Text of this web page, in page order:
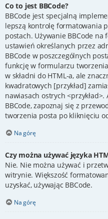
Co to jest BBCode?
BBCode jest specjalną
lepszą kontrolę formatowania
postach. Używanie BBCode
ustawień określanych przez
BBCode w poszczególnych
funkcję w formularzu
w składni do HTML-a, ale
kwadratowych [przykład]
nawiasach ostrych
BBCode, zapoznaj się z
tworzenia posta po kliknięciu
Na górę
Czy można używać języka
Nie. Nie można używać i
witrynie. Większość
uzyskać, używając BBCode.
Na górę